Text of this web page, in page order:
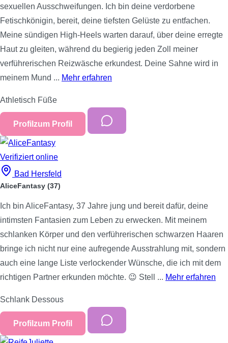
sexuellen Ausschweifungen. Ich bin deine verdorbene
Fetischkönigin, bereit, deine tiefsten Gelüste zu entfachen.
Meine sündigen High-Heels warten darauf, über deine erregte
Haut zu gleiten, während du begierig jeden Zoll meiner
verführerischen Reizwäsche erkundest. Deine Sahne wird in
meinem Mund ... Mehr erfahren
Athletisch Füße
Profil zum Profil
Verifiziertonline
Bad Hersfeld
AliceFantasy (37)
Ich bin AliceFantasy, 37 Jahre jung und bereit dafür, deine
intimsten Fantasien zum Leben zu erwecken. Mit meinem
schlanken Körper und den verführerischen schwarzen Haaren
bringe ich nicht nur eine aufregende Ausstrahlung mit, sondern
auch eine lange Liste verlockender Wünsche, die ich mit dem
richtigen Partner erkunden möchte. 😉 Stell ... Mehr erfahren
Schlank Dessous
Profil zum Profil